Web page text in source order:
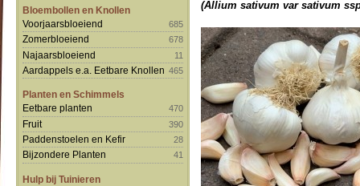
Bloembollen en Knollen
Voorjaarsbloeiend
685
Zomerbloeiend 678
Najaarsbloeiend 11
Aardappels e.a. Eetbare Knollen 465
Planten en Schimmels
Eetbare planten
470
Fruit 390
Paddenstoelen en Kefir 28
Bijzondere Planten 41
Hulp bij Tuinieren
(Allium sativum var sativum